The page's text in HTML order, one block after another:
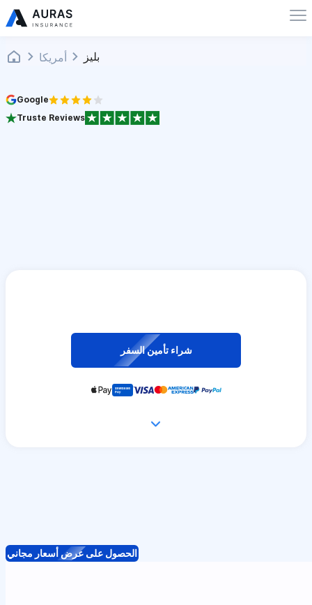
أمريكا بليز
Google
Truste Reviews
شراء تأمين السفر
الحصول على عرض أسعار مجاني